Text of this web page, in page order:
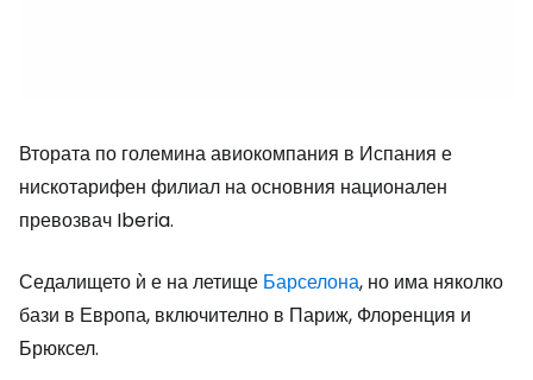
Втората по големина авиокомпания в Испания е
нискотарифен филиал на основния национален
превозвач Iberia.
Седалището ѝ е на летище Барселона, но има няколко
бази в Европа, включително в Париж, Флоренция и
Брюксел.